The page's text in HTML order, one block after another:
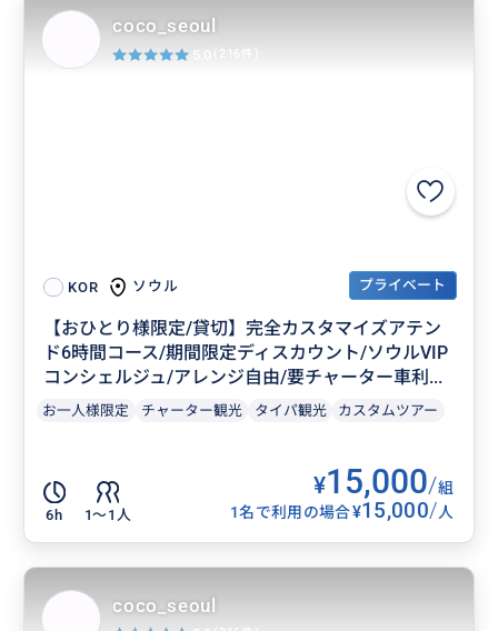
KOR ソウル プライベート
【おひとり様限定/貸切】完全カスタマイズアテン
ド6時間コース/期間限定ディスカウント/ソウルVIP
コンシェルジュ/アレンジ自由/要チャーター車利...
お一人様限定 チャーター観光 タイパ観光 カスタムツアー
6h 1〜1人
¥15,000/組
1名で利用の場合¥15,000/人
coco_seoul
5.0 (216件)
coco_seoul